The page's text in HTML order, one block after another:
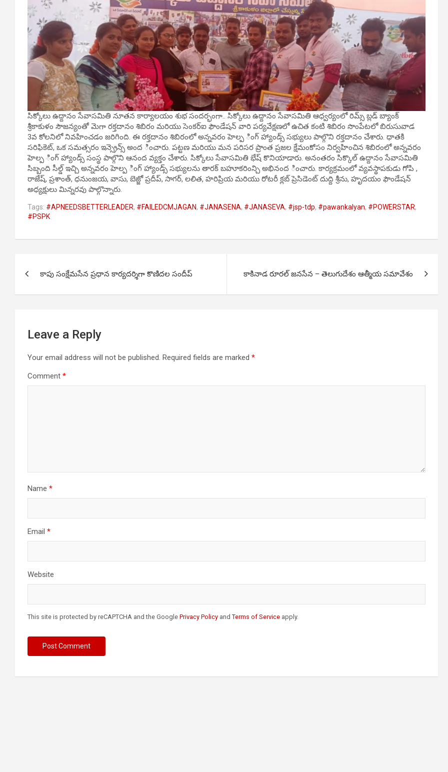
సిక్కోలు ఉద్దానం సేవాసమితి నూతన కార్యాలయం శుభ సందర్భంగా.. సిక్కోలు ఉద్దానం సేవాసమితి ఆధ్వర్యంలో రిమ్స్ బ్లడ్ బ్యాంక్
శ్రీకాకుళం సౌజన్యంతో మెగా రక్తదానం శిబిరం మరియు సెంకర్ఐ ఫౌండేషన్ వారి పర్యవేక్షణలో ఉచిత కంటి శిబిరం సొంపేటలో బిరుసువాడ
3వ కోలనిలో నివహించడం జరిగింది. ఈ రక్తదానం శిబిరంలో అన్నవరం హెల్ప ింగ్ హ్యాండ్స్ సభ్యులు పాల్గొని రక్తదానం చేశారు. ధాతకి
సరిఫికెట్, ఒక సమత్సరం ఇన్స్రెన్స్ అంద ించారు. పట్టణ మరియు మన పరిసర ప్రాంత ప్రజల క్షేమంకోసం నిర్వహించిన శిబిరంలో అన్నవరం
హెల్ప ింగ్ హ్యాండ్స్ సంస్థ పాల్గొని ఆనంద వ్యక్తం చేశారు. సిక్కోలు సేవాసమితి భేష్ కొనియాడారు. అనంతరం సిక్కొల్ ఉద్దానం సేవాసమితి
సిబ్బంది సీల్డ్ ఇచ్చి అన్నవరం హెల్ప ింగ్ హ్యాండ్స్ సభ్యులను తారక్ బహూకరింన్చి అభినంద ించారు. కార్యక్రమంలో వ్యవస్థాపకుడు గోపి ,
రాజేష్, ప్రశాంత్, ధనుంజయ, వాసు, బెజ్జో ప్రదీప్, సాగర్, లలిత, హరిప్రియ మరియు రోటరీ క్లబ్ ప్రెసిడెంట్ దుద్ది శ్రీను, హృదయం ఫౌండేషన్
అధ్యక్షులు మిన్నరవు పాల్గొన్నారు.
Tags: #APNEEDSBETTERLEADER, #FAILEDCMJAGAN, #JANASENA, #JANASEVA, #jsp-tdp, #pawankalyan, #POWERSTAR,
#PSPK
navigation
కాపు సంక్షేమసేన ప్రధాన కార్యదర్శిగా కొణిదల సందీప్ కాకినాడ రూరల్ జనసేన – తెలుగుదేశం ఆత్మీయ సమావేశం
Leave a Reply
Your email address will not be published. Required fields are marked *
Comment *
Name *
Email *
Website
This site is protected by reCAPTCHA and the Google Privacy Policy and Terms of Service apply.